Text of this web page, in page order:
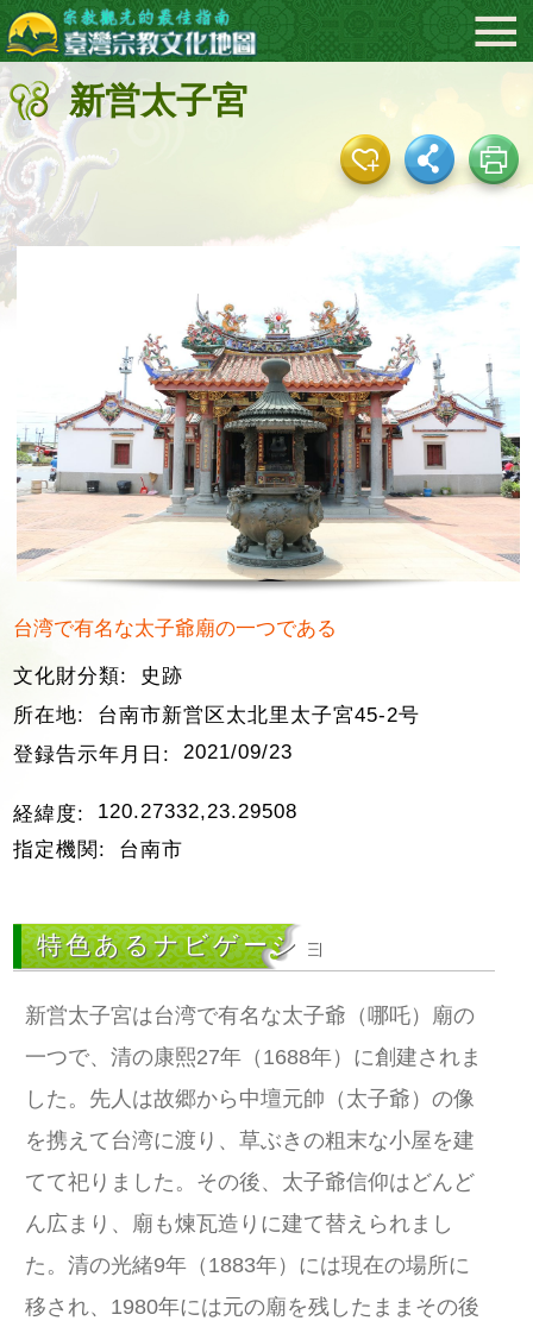
メ
イ
ン
コ
テ
ン
ツ
エ
ア
へ
す
る
:::
新営太子宮
台湾で有名な太子爺廟の一つである
文化財分類:
史跡
所在地:
台南市新営区太北里太子宮45-2号
登録告示年月日:
2021/09/23
経緯度:
120.27332,23.29508
指定機関:
台南市
特色あるナビゲーショ
新営太子宮は台湾で有名な太子爺（哪吒）廟の
一つで、清の康熙27年（1688年）に創建されま
した。先人は故郷から中壇元帥（太子爺）の像
を携えて台湾に渡り、草ぶきの粗末な小屋を建
てて祀りました。その後、太子爺信仰はどんど
ん広まり、廟も煉瓦造りに建て替えられまし
た。清の光緒9年（1883年）には現在の場所に
移され、1980年には元の廟を残したままその後